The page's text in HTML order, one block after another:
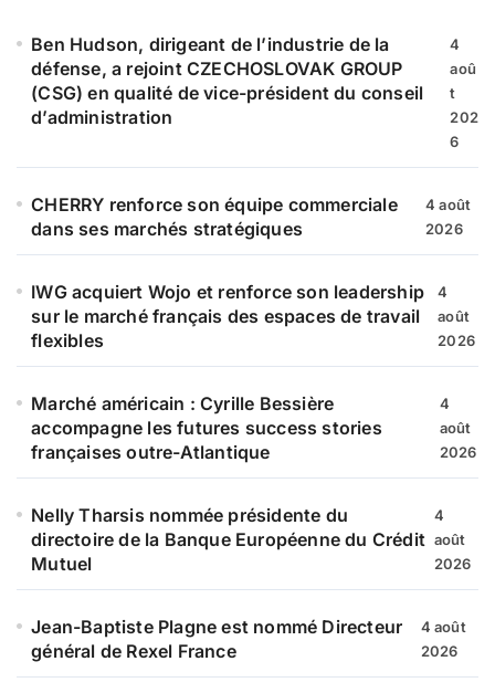
e Ben Hudson, dirigeant de l’industrie de la
défense, a rejoint CZECHOSLOVAK GROUP
(CSG) en qualité de vice-président du conseil
d’administration
4
aoû
t
202
6
CHERRY renforce son équipe commerciale
dans ses marchés stratégiques
4 août
2026
IWG acquiert Wojo et renforce son leadership
sur le marché français des espaces de travail
flexibles
4
août
2026
Marché américain : Cyrille Bessière
accompagne les futures success stories
françaises outre-Atlantique
4
août
2026
Nelly Tharsis nommée présidente du
directoire de la Banque Européenne du Crédit
Mutuel
4
août
2026
Jean-Baptiste Plagne est nommé Directeur
général de Rexel France
4 août
2026